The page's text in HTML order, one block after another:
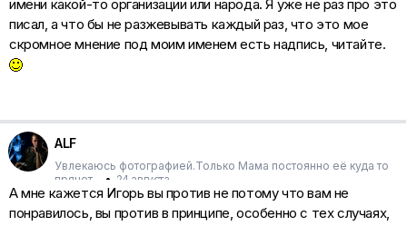
имени какой-то организации или народа. Я уже не раз про это
писал, а что бы не разжевывать каждый раз, что это мое
скромное мнение под моим именем есть надпись, читайте.
ALF
Увлекаюсь фотографией.Только Мама постоянно её куда то
прячет...
• 24 августа
А мне кажется Игорь вы против не потому что вам не
понравилось, вы против в принципе, особенно с тех случаях,